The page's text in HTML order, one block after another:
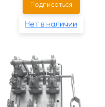
Подписаться
Нет в наличии